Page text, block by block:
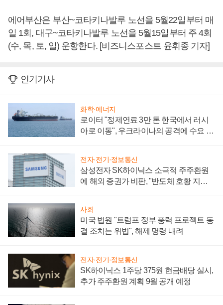
에어부산은 부산~코타키나발루 노선을 5월22일부터 매
일 1회, 대구~코타키나발루 노선을 5월15일부터 주 4회
(수, 목, 토, 일) 운항한다. [비즈니스포스트 윤휘종 기자]
인기기사
화학·에너지
로이터 "정제연료 3만 톤 한국에서 러시
아로 이동", 우크라이나의 공격에 수요 늘
전자·전기·정보통신
삼성전자 SK하이닉스 소극적 주주환원
에 해외 증권가 비판, "반도체 호황 지속
사회
미국 법원 "트럼프 정부 풍력 프로젝트 동
결 조치는 위법", 해제 명령 내려
전자·전기·정보통신
SK하이닉스 1주당 375원 현금배당 실시,
추가 주주환원 계획 9월 공개 예정